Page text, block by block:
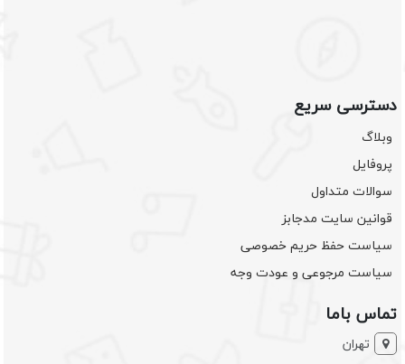
دسترسی سریع
وبلاگ
پروفایل
سوالات متداول
قوانین سایت مدجابز
سیاست حفظ حریم خصوصی
سیاست مرجوعی و عودت وجه
تماس باما
تهران